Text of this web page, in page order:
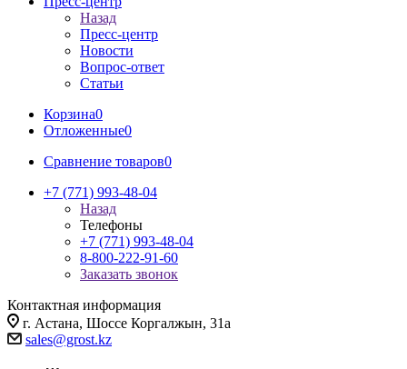
Назад
Пресс-центр
Новости
Вопрос-ответ
Статьи
Корзина0
Отложенные0
Сравнение товаров0
+7 (771) 993-48-04
Назад
Телефоны
+7 (771) 993-48-04
8-800-222-91-60
Заказать звонок
Контактная информация
г. Астана, Шоссе Коргалжын, 31а
sales@grost.kz